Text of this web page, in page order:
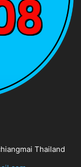
Thailand